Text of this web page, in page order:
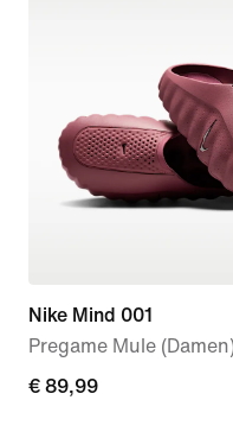
Nike Mind 001
Pregame Mule
€ 89,99
€ 89,99